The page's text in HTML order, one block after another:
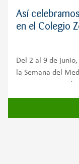
Así
en el Colegio
Del 2 al 9 de junio,
la Semana del
importancia de